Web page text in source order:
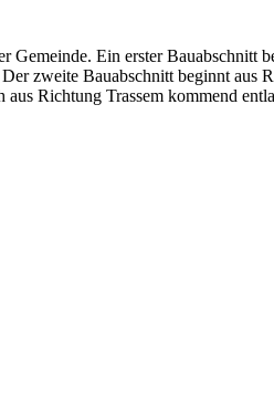
Ein erster
zweite Bauabschnitt beginnt
Richtung Trassem kommend